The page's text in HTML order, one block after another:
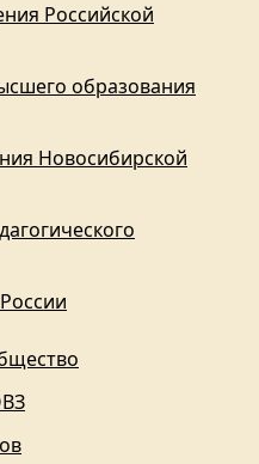
Российской
образования
Новосибирской